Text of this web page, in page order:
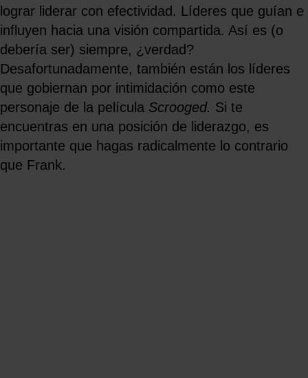
lograr liderar con efectividad. Líderes que guían e
influyen hacia una visión compartida. Así es (o
debería ser) siempre, ¿verdad?
Desafortunadamente, también están los líderes
que gobiernan por intimidación como este
personaje de la película Scrooged. Si te
encuentras en una posición de liderazgo, es
importante que hagas radicalmente lo contrario
que Frank.